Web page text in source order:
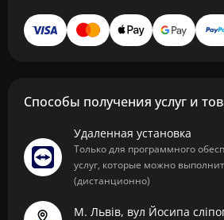
Способы получения услуг и
Удаленная установка
Только для программного
услуг, которые можно
(дистанционно)
М. Львів, вул Йосипа